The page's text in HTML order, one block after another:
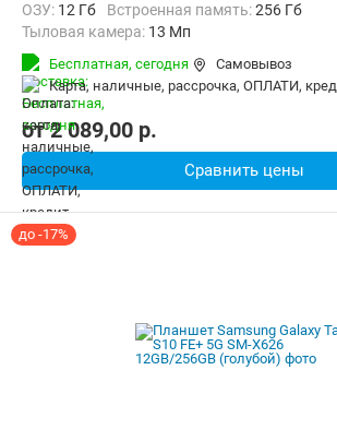
ОЗУ: 12 Гб Встроенная память:256 Гб
Тыловая камера: 13 Мп
Беспроводная связь:
Комплектация:
Перо (стилус)
Бесплатная, сегодня
Самовывоз
карта, наличные, рассрочка, ОПЛАТИ,
от2 089,00 p.
Сравнить цены
до -17%